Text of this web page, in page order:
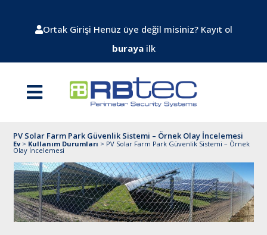
Ortak Girişi Henüz üye değil misiniz? Kayıt ol
burayailk
PV Solar Farm Park Güvenlik Sistemi – Örnek Olay İncelemesi
Ev > Kullanım Durumları > PV Solar Farm Park Güvenlik Sistemi – Örnek
Olay İncelemesi